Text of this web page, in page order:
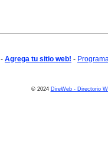
- Agrega tu sitio web! -
© 2024 DireWeb - Directorio